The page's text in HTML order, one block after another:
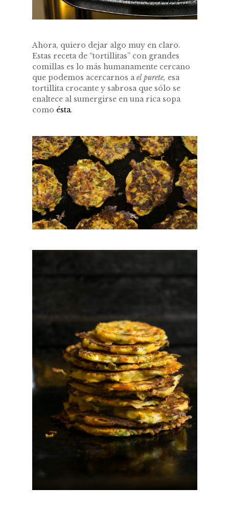
Ahora, quiero dejar algo muy en claro.
Estas receta de “tortillitas” con grandes
comillas es lo más humanamente cercano
que podemos acercarnos ael purete, esa
tortillita crocante y sabrosa que sólo se
enaltece al sumergirse en una rica sopa
como ésta.